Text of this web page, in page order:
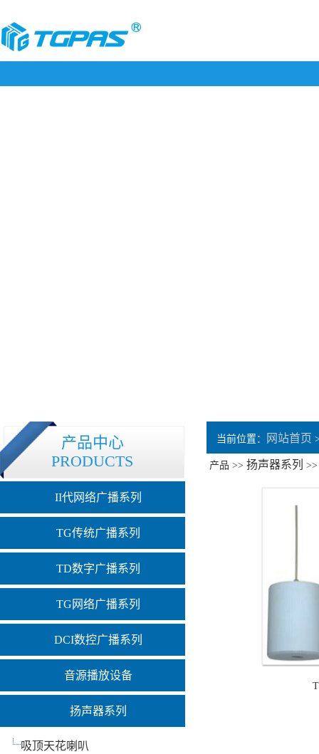
产品中心
PRODUCTS
II代网络广播系列
TG传统广播系列
TD数字广播系列
TG网络广播系列
DCI数控广播系列
音源播放设备
扬声器系列
吸顶天花喇叭
当前位置： 网站首页
产品 >> 扬声器系列